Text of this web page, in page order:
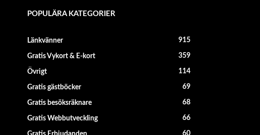
POPULÄRA KATEGORIER
Länkvänner 915
Gratis Vykort & E-kort 359
Övrigt 114
Gratis gästböcker 69
Gratis besöksräknare 68
Gratis Webbutveckling 66
60